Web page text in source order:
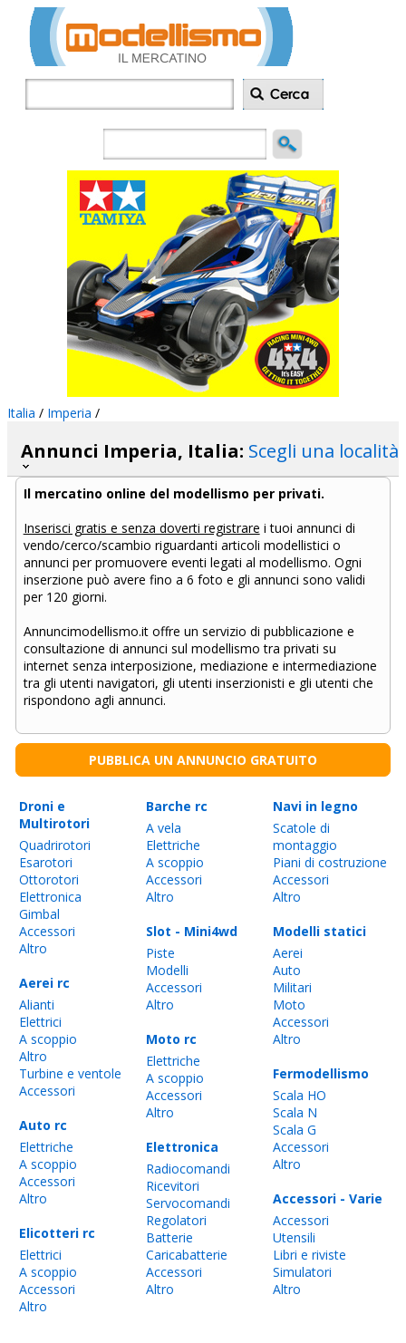
Italia / Imperia /
Annunci Imperia, Italia: Scegli una località
Il mercatino online del modellismo per privati.
Inserisci gratis e senza doverti registrare i tuoi annunci di
vendo/cerco/scambio riguardanti articoli modellistici o
annunci per promuovere eventi legati al modellismo. Ogni
inserzione può avere fino a 6 foto e gli annunci sono validi
per 120 giorni.
Annuncimodellismo.it offre un servizio di pubblicazione e
consultazione di annunci sul modellismo tra privati su
internet senza interposizione, mediazione e intermediazione
tra gli utenti navigatori, gli utenti inserzionisti e gli utenti che
rispondono agli annunci.
PUBBLICA UN ANNUNCIO GRATUITO
Droni e
Multirotori
Quadrirotori
Esarotori
Ottorotori
Elettronica
Gimbal
Accessori
Altro
Aerei rc
Alianti
Elettrici
A scoppio
Altro
Turbine e ventole
Accessori
Auto rc
Elettriche
A scoppio
Accessori
Altro
Elicotteri rc
Elettrici
A scoppio
Accessori
Altro
Barche rc
A vela
Elettriche
A scoppio
Accessori
Altro
Slot - Mini4wd
Piste
Modelli
Accessori
Altro
Moto rc
Elettriche
A scoppio
Accessori
Altro
Elettronica
Radiocomandi
Ricevitori
Servocomandi
Regolatori
Batterie
Caricabatterie
Accessori
Altro
Navi in legno
Scatole di
montaggio
Piani di costruzione
Accessori
Altro
Modelli statici
Aerei
Auto
Militari
Moto
Accessori
Altro
Fermodellismo
Scala HO
Scala N
Scala G
Accessori
Altro
Accessori - Varie
Accessori
Utensili
Libri e riviste
Simulatori
Altro